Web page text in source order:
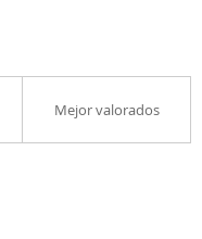
Mejor valorados